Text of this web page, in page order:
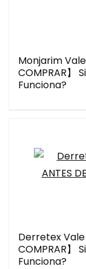
Monjarim Vale
COMPRAR】
Funciona?
Derretex Vale
COMPRAR】
Funciona?